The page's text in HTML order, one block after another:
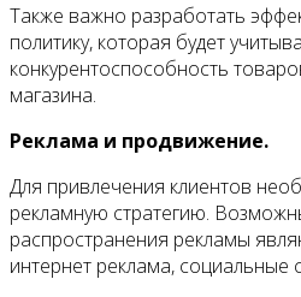
Также важно разработать
политику, которая будет
конкурентоспособность
магазина.
Реклама и продвижение.
Для привлечения клиентов
рекламную стратегию.
распространения рекламы
интернет реклама, социальные